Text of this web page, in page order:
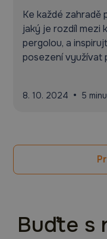
Ke každé zahradě
jaký je rozdíl mezi
pergolou, a
posezení využívat
8. 10. 2024 • 5
Buďte s